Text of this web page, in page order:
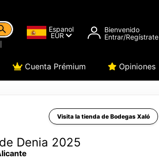
Espanol
EUR
Bienvenido
Entrar/Regístrate
Cuenta Prémium Opiniones
Visita la tienda de Bodegas Xaló
Denia 2025